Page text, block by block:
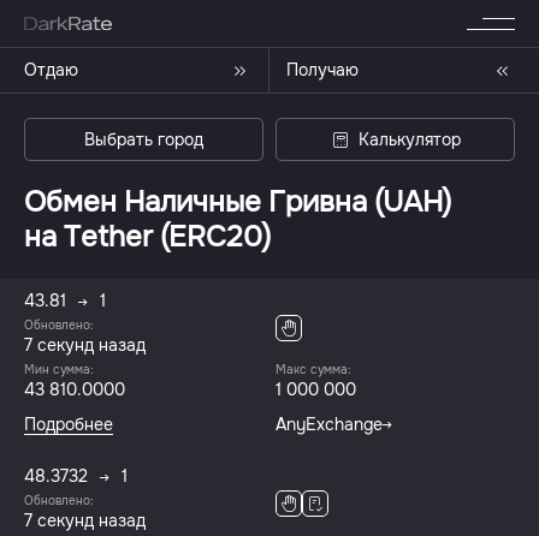
Отдаю Получаю
Выбрать город Калькулятор
Обмен Наличные Гривна (UAH)
на Tether (ERC20)
43.81 1
Обновлено:
7 секунд назад
Мин сумма:
43 810.0000
Макс сумма:
1 000 000
Подробнее
AnyExchange
48.3732 1
Обновлено:
7 секунд назад